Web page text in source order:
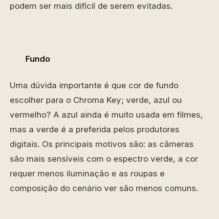
podem ser mais difícil de serem evitadas.
Fundo
Uma dúvida importante é que cor de fundo
escolher para o Chroma Key; verde, azul ou
vermelho? A azul ainda é muito usada em filmes,
mas a verde é a preferida pelos produtores
digitais. Os principais motivos são: as câmeras
são mais sensíveis com o espectro verde, a cor
requer menos iluminação e as roupas e
composição do cenário ver são menos comuns.